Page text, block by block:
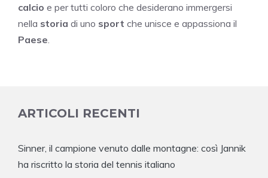
calcio e per tutti coloro che desiderano immergersi
nella storia di uno sport che unisce e appassiona il
Paese
ARTICOLI RECENTI
Sinner, il campione venuto dalle montagne: così Jannik
ha riscritto la storia del tennis italiano